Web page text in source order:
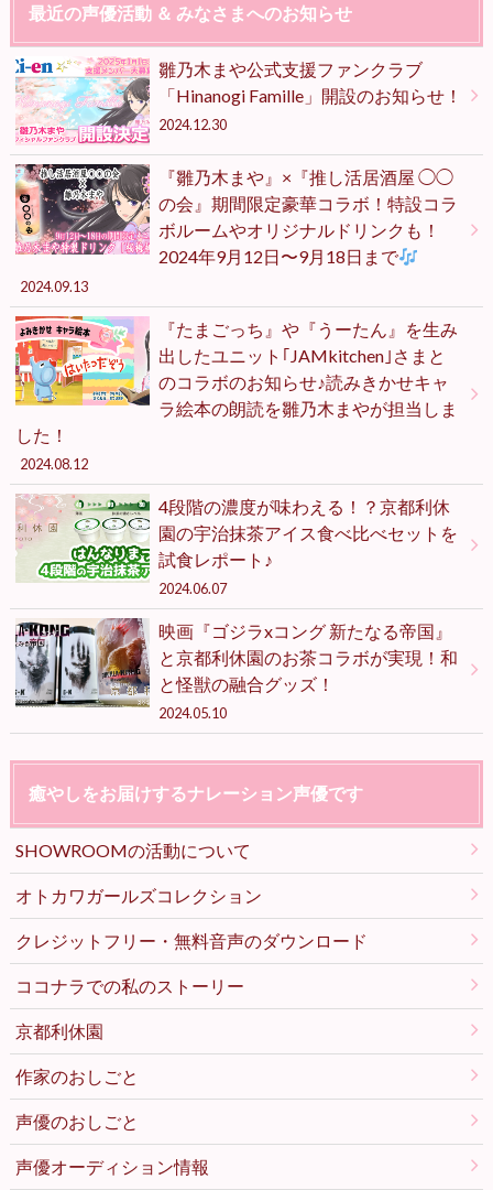
最近の声優活動 ＆ みなさまへのお知らせ
雛乃木まや公式支援ファンクラブ
「Hinanogi Famille」開設のお知らせ！
2024.12.30
『雛乃木まや』×『推し活居酒屋 ◯◯
の会』期間限定豪華コラボ！特設コラ
ボルームやオリジナルドリンクも！
2024年9月12日〜9月18日まで
2024.09.13
『たまごっち』や『うーたん』を生み
出したユニット｢JAMkitchen｣さまと
のコラボのお知らせ♪読みきかせキャ
ラ絵本の朗読を雛乃木まやが担当しま
した！
2024.08.12
4段階の濃度が味わえる！？京都利休
園の宇治抹茶アイス食べ比べセットを
試食レポート♪
2024.06.07
映画『ゴジラxコング 新たなる帝国』
と京都利休園のお茶コラボが実現！和
と怪獣の融合グッズ！
2024.05.10
癒やしをお届けするナレーション声優です
SHOWROOMの活動について
オトカワガールズコレクション
クレジットフリー・無料音声のダウンロード
ココナラでの私のストーリー
京都利休園
作家のおしごと
声優のおしごと
声優オーディション情報